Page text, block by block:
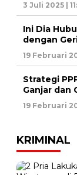
3 Juli 2025 |
Ini Dia
dengan
19 Februari
Strategi
Ganjar dan
19 Februari
KRIMINAL